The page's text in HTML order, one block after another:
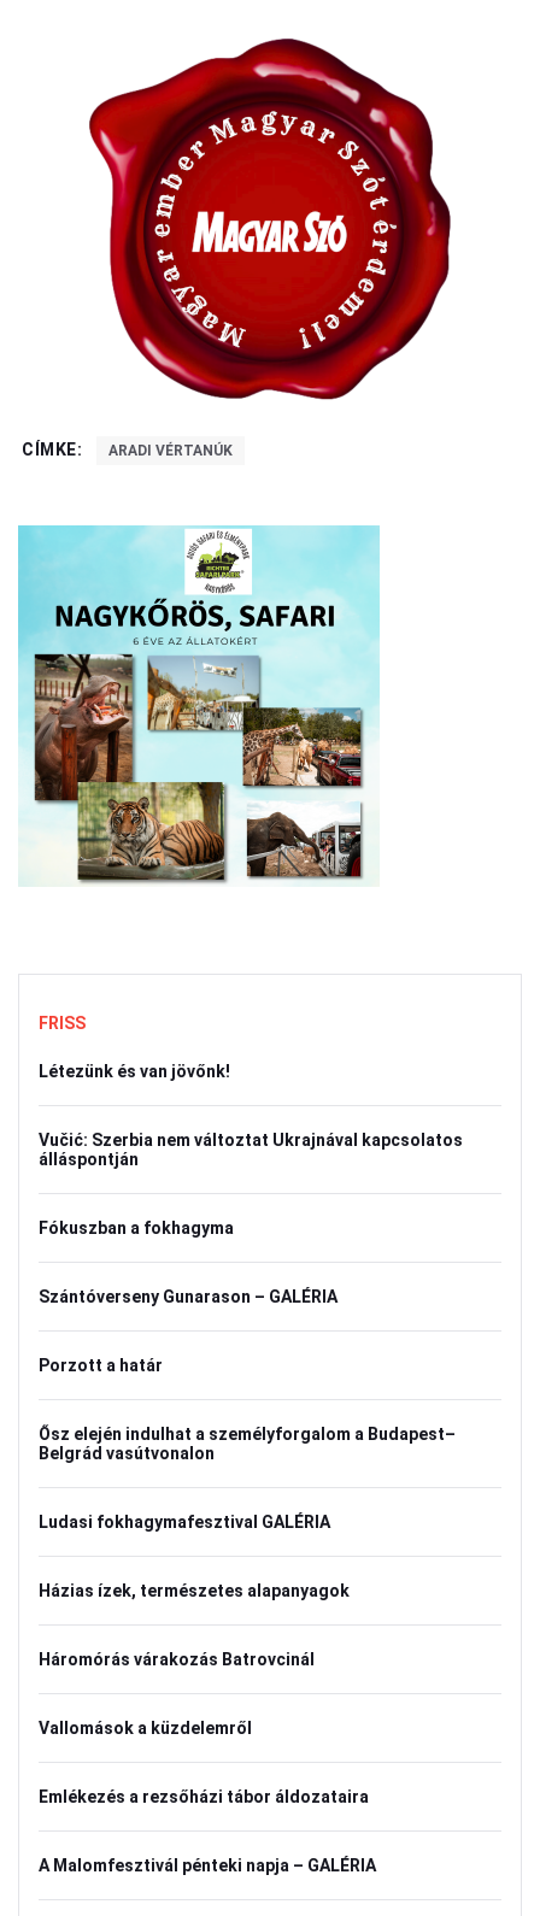
CÍMKE: ARADI VÉRTANÚK
FRISS
Létezünk és van jövőnk!
Vučić: Szerbia nem változtat Ukrajnával kapcsolatos
álláspontján
Fókuszban a fokhagyma
Szántóverseny Gunarason – GALÉRIA
Porzott a határ
Ősz elején indulhat a személyforgalom a Budapest–
Belgrád vasútvonalon
Ludasi fokhagymafesztival GALÉRIA
Házias ízek, természetes alapanyagok
Háromórás várakozás Batrovcinál
Vallomások a küzdelemről
Emlékezés a rezsőházi tábor áldozataira
A Malomfesztivál pénteki napja – GALÉRIA